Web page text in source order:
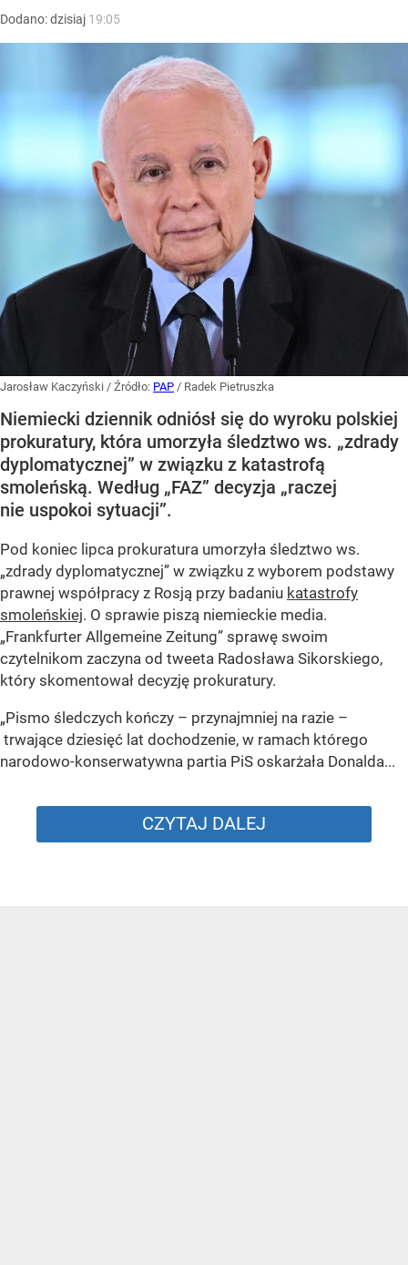
Dodano:dzisiaj 19:05
Jarosław Kaczyński / Źródło: PAP / Radek Pietruszka
Niemiecki dziennik odniósł się do wyroku polskiej
prokuratury, która umorzyła śledztwo ws. „zdrady
dyplomatycznej” w związku z katastrofą
smoleńską. Według „FAZ” decyzja „raczej
nie uspokoi sytuacji”.
Pod koniec lipca prokuratura umorzyła śledztwo ws.
„zdrady dyplomatycznej” w związku z wyborem podstawy
prawnej współpracy z Rosją przy badaniu katastrofy
smoleńskiej. O sprawie piszą niemieckie media.
„Frankfurter Allgemeine Zeitung” sprawę swoim
czytelnikom zaczyna od tweeta Radosława Sikorskiego,
który skomentował decyzję prokuratury.
„Pismo śledczych kończy – przynajmniej na razie –
trwające dziesięć lat dochodzenie, w ramach którego
narodowo-konserwatywna partia PiS oskarżała Donalda...
CZYTAJ DALEJ